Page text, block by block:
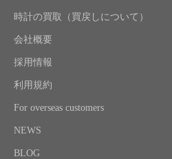
時計の買取（買戻しについて）
会社概要
採用情報
利用規約
For overseas customers
NEWS
BLOG